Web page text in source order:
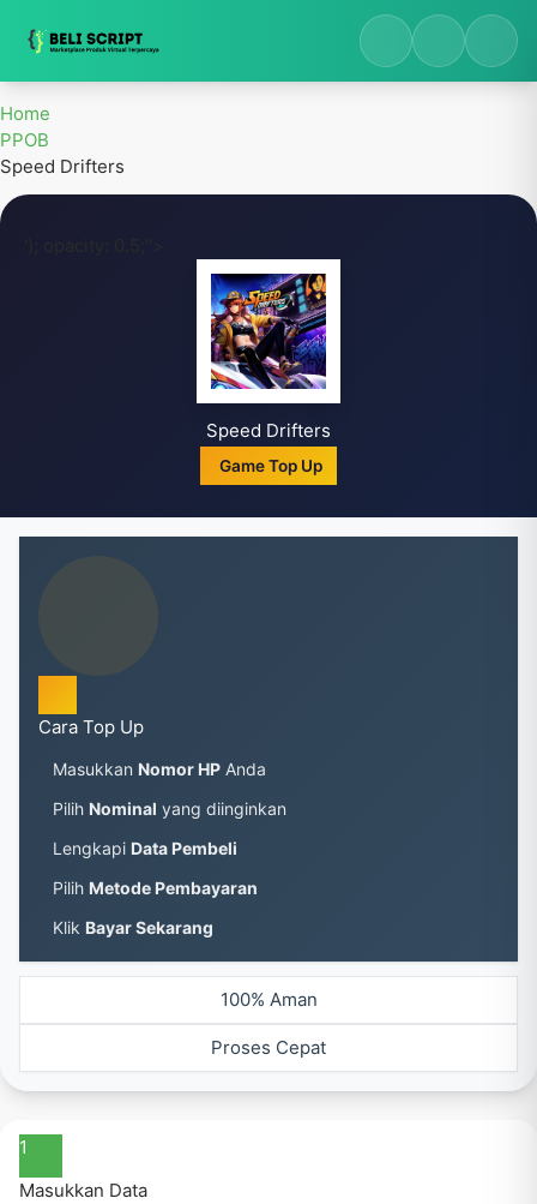
Home
PPOB
Speed Drifters
Speed Drifters
Game Top Up
Cara Top Up
Masukkan Nomor HP Anda
Pilih Nominal yang diinginkan
Lengkapi Data Pembeli
Pilih Metode Pembayaran
Klik Bayar Sekarang
100% Aman
Proses Cepat
1
Masukkan Data